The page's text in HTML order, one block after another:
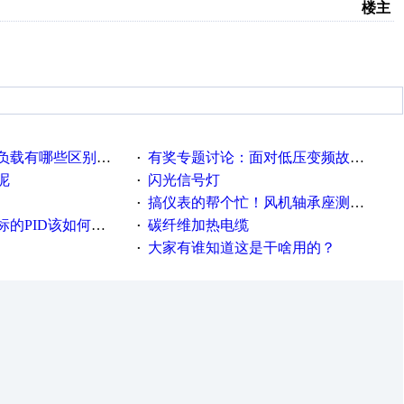
楼主
哪些区别？？？ · 有奖专题讨论：面对低压变频故障，老手是这样解决的！
· 闪光信号灯
· 搞仪表的帮个忙！风机轴承座测振！
该如何控制呢 · 碳纤维加热电缆
· 大家有谁知道这是干啥用的？